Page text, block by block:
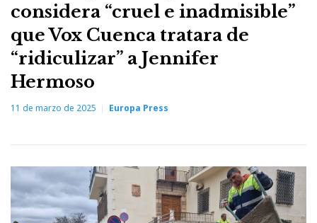
considera “cruel e inadmisible”
que Vox Cuenca tratara de
“ridiculizar” a Jennifer
Hermoso
11 de marzo de 2025 Europa Press